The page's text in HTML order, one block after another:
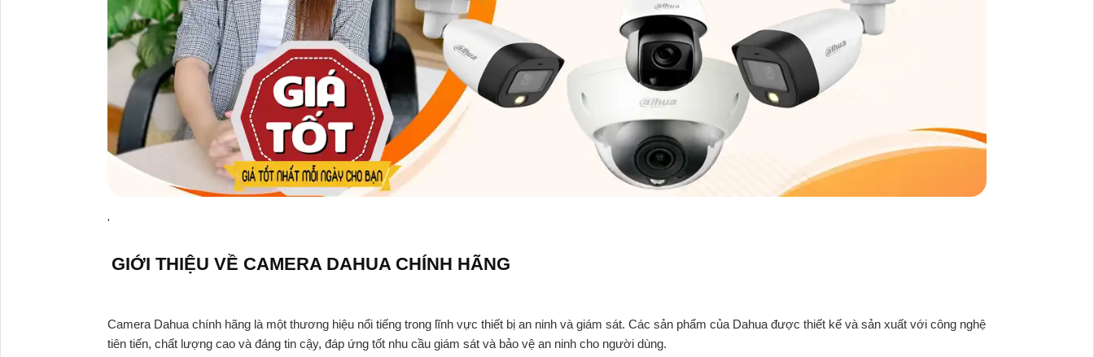
'
GIỚI THIỆU VỀ CAMERA DAHUA CHÍNH HÃNG
Camera Dahua chính hãng là một thương hiệu nổi tiếng trong lĩnh vực thiết bị an ninh và giám sát. Các sản phẩm của Dahua được thiết kế và sản xuất với công nghệ
tiên tiến, chất lượng cao và đáng tin cậy, đáp ứng tốt nhu cầu giám sát và bảo vệ an ninh cho người dùng.